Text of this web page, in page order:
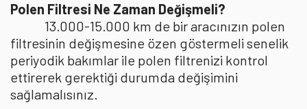
Polen Filtresi Ne Zaman Değişmeli?
13.000-15.000 km de bir aracınızın polen
filtresinin değişmesine özen göstermeli senelik
periyodik bakımlar ile polen filtrenizi kontrol
ettirerek gerektiği durumda değişimini
sağlamalısınız.